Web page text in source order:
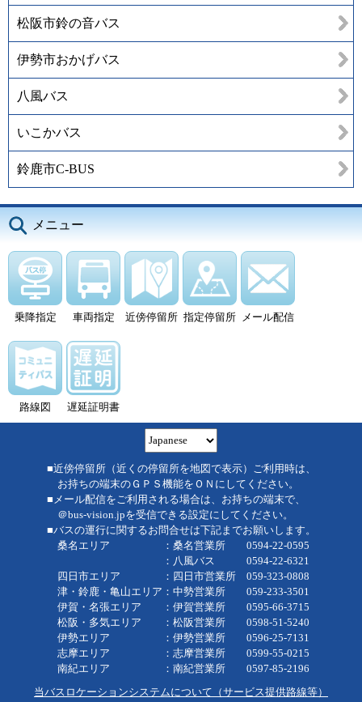
松阪市鈴の音バス
伊勢市おかげバス
八風バス
いこかバス
鈴鹿市C-BUS
メニュー
乗降指定 車両指定 近傍停留所 指定停留所 メール配信
路線図 遅延証明書
■近傍停留所（近くの停留所を地図で表示）ご利用時は、
お持ちの端末のＧＰＳ機能をＯＮにしてください。
■メール配信をご利用される場合は、お持ちの端末で、
＠bus-vision.jpを受信できる設定にしてください。
■バスの運行に関するお問合せは下記までお願いします。
桑名エリア ：桑名営業所 0594-22-0595
：八風バス 0594-22-6321
四日市エリア ：四日市営業所 059-323-0808
津・鈴鹿・亀山エリア：中勢営業所 059-233-3501
伊賀・名張エリア ：伊賀営業所 0595-66-3715
松阪・多気エリア ：松阪営業所 0598-51-5240
伊勢エリア ：伊勢営業所 0596-25-7131
志摩エリア ：志摩営業所 0599-55-0215
南紀エリア ：南紀営業所 0597-85-2196
当バスロケーションシステムについて（サービス提供路線等）